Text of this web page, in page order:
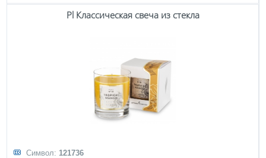
Pl Классическая свеча из стекла
Символ: 121736